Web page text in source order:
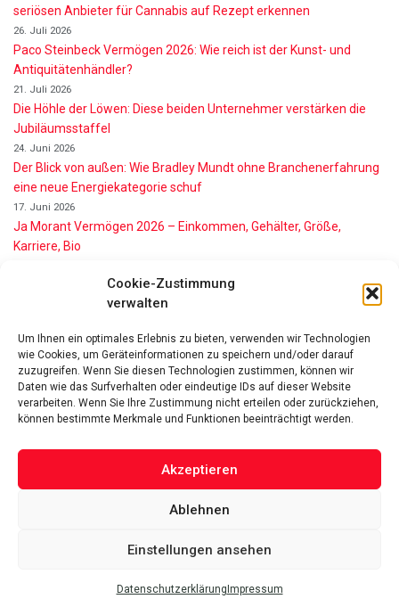
Cookie-Zustimmung
verwalten
Um Ihnen ein optimales Erlebnis zu bieten, verwenden wir Technologien
wie Cookies, um Geräteinformationen zu speichern und/oder darauf
zuzugreifen. Wenn Sie diesen Technologien zustimmen, können wir
Daten wie das Surfverhalten oder eindeutige IDs auf dieser Website
verarbeiten. Wenn Sie Ihre Zustimmung nicht erteilen oder zurückziehen,
können bestimmte Merkmale und Funktionen beeinträchtigt werden.
Akzeptieren
Ablehnen
Einstellungen ansehen
Datenschutzerklärung Impressum
seriösen Anbieter für Cannabis auf Rezept erkennen
26. Juli 2026
Paco Steinbeck Vermögen 2026: Wie reich ist der Kunst- und
Antiquitätenhändler?
21. Juli 2026
Die Höhle der Löwen: Diese beiden Unternehmer verstärken die
Jubiläumsstaffel
24. Juni 2026
Der Blick von außen: Wie Bradley Mundt ohne Branchenerfahrung
eine neue Energiekategorie schuf
17. Juni 2026
Ja Morant Vermögen 2026 – Einkommen, Gehälter, Größe,
Karriere, Bio
Alice Walton Vermögen 2026: So reich ist die Walmart-Erbin
wirklich
11. Juni 2026
Nino de Angelo Vermögen 2026 Wie Reich Ist Er?
9. Juni 2026
Das Vermögen von Promis von A bis Z
Twitter